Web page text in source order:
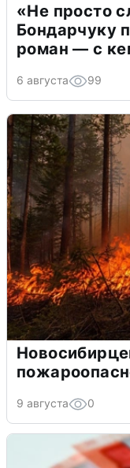
«Не просто
Бондарчуку
роман — с
6 августа 99
9 августа 0